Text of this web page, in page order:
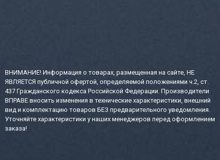
ВНИМАНИЕ! Информация о товарах, размещенная на сайте, НЕ
ЯВЛЯЕТСЯ публичной офертой, определяемой положениями ч.2, ст.
437 Гражданского кодекса Российской Федерации. Производители
ВПРАВЕ вносить изменения в технические характеристики, внешний
вид и комплектацию товаров БЕЗ предварительного уведомления.
Уточняйте характеристики у наших менеджеров перед оформлением
заказа!